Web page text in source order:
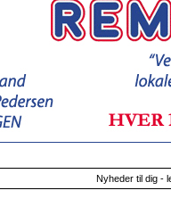
Nyheder til dig -